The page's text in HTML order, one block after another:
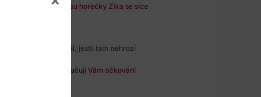
rizikem přenosu horečky Zika se sice
a rád bych se ujistil, jestli tam nehrozí
Lance není. Doporučuji Vám očkování